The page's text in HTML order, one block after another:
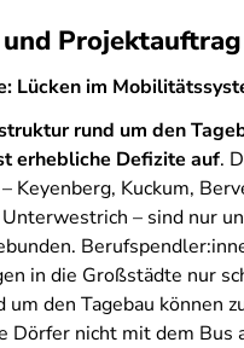
Projektauftrag
Lücken im
rund um den
erhebliche Defizite auf.
Keyenberg, Kuckum,
– sind nur
in die Großstädte nur
um den Tagebau können
Dörfer nicht mit dem Bus